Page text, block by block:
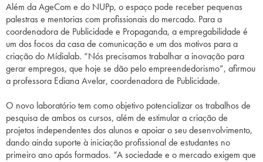
Além da AgeCom e do NUPp, o espaço pode receber pequenas
palestras e mentorias com profissionais do mercado. Para a
coordenadora de Publicidade e Propaganda, a empregabilidade é
um dos focos da casa de comunicação e um dos motivos para a
criação do Mídialab. “Nós precisamos trabalhar a inovação para
gerar empregos, que hoje se dão pelo empreendedorismo”, afirmou
a professora Ediana Avelar, coordenadora de Publicidade.
O novo laboratório tem como objetivo potencializar os trabalhos de
pesquisa de ambos os cursos, além de estimular a criação de
projetos independentes dos alunos e apoiar o seu desenvolvimento,
dando ainda suporte à iniciação profissional de estudantes no
primeiro ano após formados. “A sociedade e o mercado exigem que